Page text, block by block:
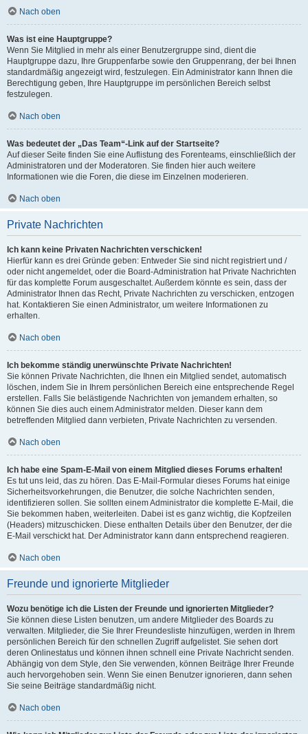
Nach oben
Was ist eine Hauptgruppe?
Wenn Sie Mitglied in mehr als einer Benutzergruppe sind, dient die
Hauptgruppe dazu, Ihre Gruppenfarbe sowie den Gruppenrang, der bei Ihnen
standardmäßig angezeigt wird, festzulegen. Ein Administrator kann Ihnen die
Berechtigung geben, Ihre Hauptgruppe im persönlichen Bereich selbst
festzulegen.
Nach oben
Was bedeutet der „Das Team“-Link auf der Startseite?
Auf dieser Seite finden Sie eine Auflistung des Forenteams, einschließlich der
Administratoren und der Moderatoren. Sie finden hier auch weitere
Informationen wie die Foren, die diese im Einzelnen moderieren.
Nach oben
Private Nachrichten
Ich kann keine Privaten Nachrichten verschicken!
Hierfür kann es drei Gründe geben: Entweder Sie sind nicht registriert und /
oder nicht angemeldet, oder die Board-Administration hat Private Nachrichten
für das komplette Forum ausgeschaltet. Außerdem könnte es sein, dass der
Administrator Ihnen das Recht, Private Nachrichten zu verschicken, entzogen
hat. Kontaktieren Sie einen Administrator, um weitere Informationen zu
erhalten.
Nach oben
Ich bekomme ständig unerwünschte Private Nachrichten!
Sie können Private Nachrichten, die Ihnen ein Mitglied sendet, automatisch
löschen, indem Sie in Ihrem persönlichen Bereich eine entsprechende Regel
erstellen. Falls Sie belästigende Nachrichten von jemandem erhalten, so
können Sie dies auch einem Administrator melden. Dieser kann dem
betreffenden Mitglied dann verbieten, Private Nachrichten zu versenden.
Nach oben
Ich habe eine Spam-E-Mail von einem Mitglied dieses Forums erhalten!
Es tut uns leid, das zu hören. Das E-Mail-Formular dieses Forums hat einige
Sicherheitsvorkehrungen, die Benutzer, die solche Nachrichten senden,
identifizieren sollen. Sie sollten einem Administrator die komplette E-Mail, die
Sie bekommen haben, weiterleiten. Dabei ist es ganz wichtig, die Kopfzeilen
(Headers) mitzuschicken. Diese enthalten Details über den Benutzer, der die
E-Mail verschickt hat. Der Administrator kann dann entsprechend reagieren.
Nach oben
Freunde und ignorierte Mitglieder
Wozu benötige ich die Listen der Freunde und ignorierten Mitglieder?
Sie können diese Listen benutzen, um andere Mitglieder des Boards zu
verwalten. Mitglieder, die Sie Ihrer Freundesliste hinzufügen, werden in Ihrem
persönlichen Bereich für den schnellen Zugriff aufgelistet. Sie sehen dort
deren Onlinestatus und können ihnen schnell eine Private Nachricht senden.
Abhängig von dem Style, den Sie verwenden, können Beiträge Ihrer Freunde
auch hervorgehoben sein. Wenn Sie einen Benutzer ignorieren, dann sehen
Sie seine Beiträge standardmäßig nicht.
Nach oben